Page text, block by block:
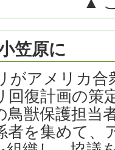
笠原に
がアメリカ合
回復計画の策
獣保護担当
者を集めて、